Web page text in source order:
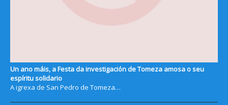
Un ano máis, a Festa da investigación de Tomeza amosa o seu
espíritu solidario
A igrexa de San Pedro de Tomeza…